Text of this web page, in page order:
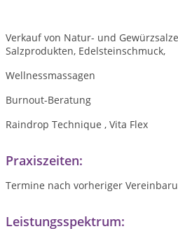
Verkauf von Natur- und
Salzprodukten, Edelsteinschmuck,
Wellnessmassagen
Burnout-Beratung
Raindrop Technique , Vita Flex
Praxiszeiten:
Termine nach vorheriger
Leistungsspektrum: